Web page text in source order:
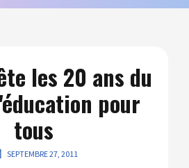
les 20 ans du
pour
tous
SEPTEMBRE 27, 2011